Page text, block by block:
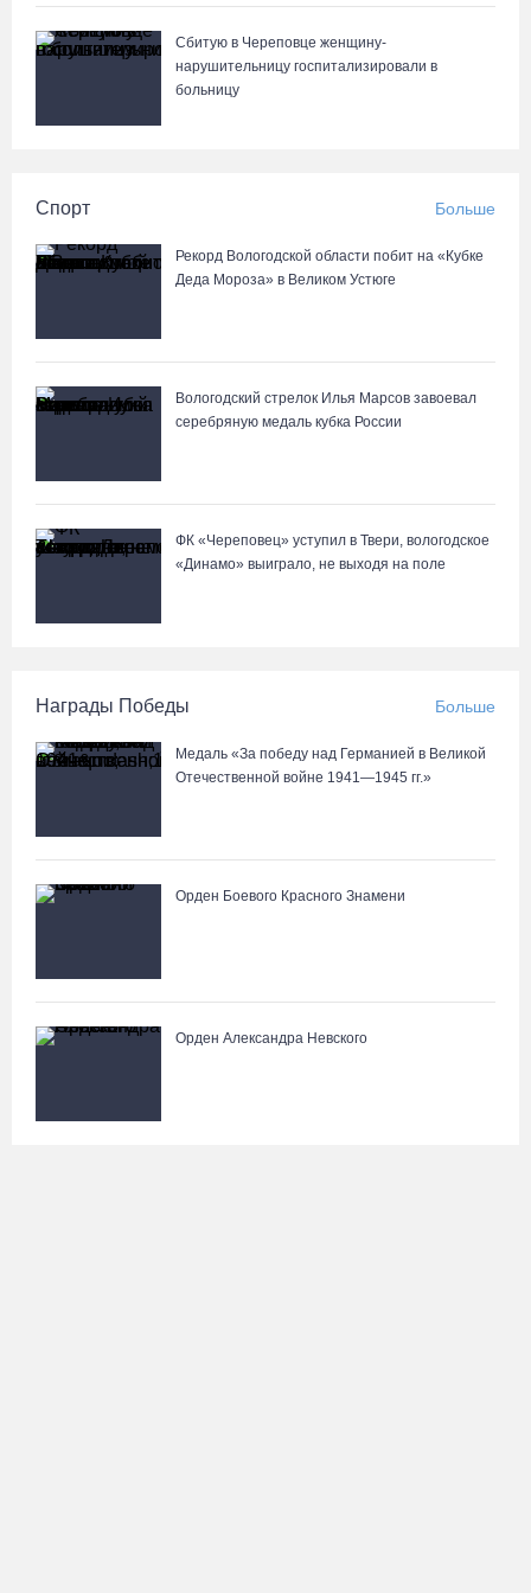
Сбитую в Череповце женщину-
нарушительницу госпитализировали в
больницу
Спорт Больше
Рекорд Вологодской области побит на «Кубке
Деда Мороза» в Великом Устюге
Вологодский стрелок Илья Марсов завоевал
серебряную медаль кубка России
ФК «Череповец» уступил в Твери, вологодское
«Динамо» выиграло, не выходя на поле
Награды Победы Больше
Медаль «За победу над Германией в Великой
Отечественной войне 1941—1945 гг.»
Орден Боевого Красного Знамени
Орден Александра Невского